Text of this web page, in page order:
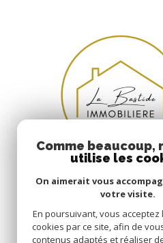
Comme beaucoup,
utilise les
On aimerait vous
votre visite.
En poursuivant, vous
cookies par ce site, afin de
contenus adaptés et réaliser